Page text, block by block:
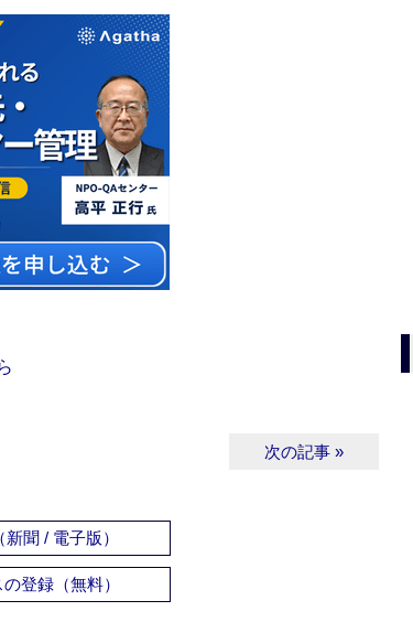
次の記事 »
聞 / 電子版）
登録（無料）